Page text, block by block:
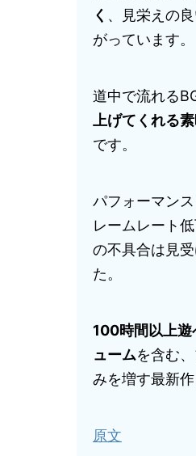
く 、見栄えの
がっています。
道中で流れる
上げてくれる
です。
パフォーマン
レームレート
の不具合は見
た。
100時間以上遊
ュームを含む
みを増す最新作
原文